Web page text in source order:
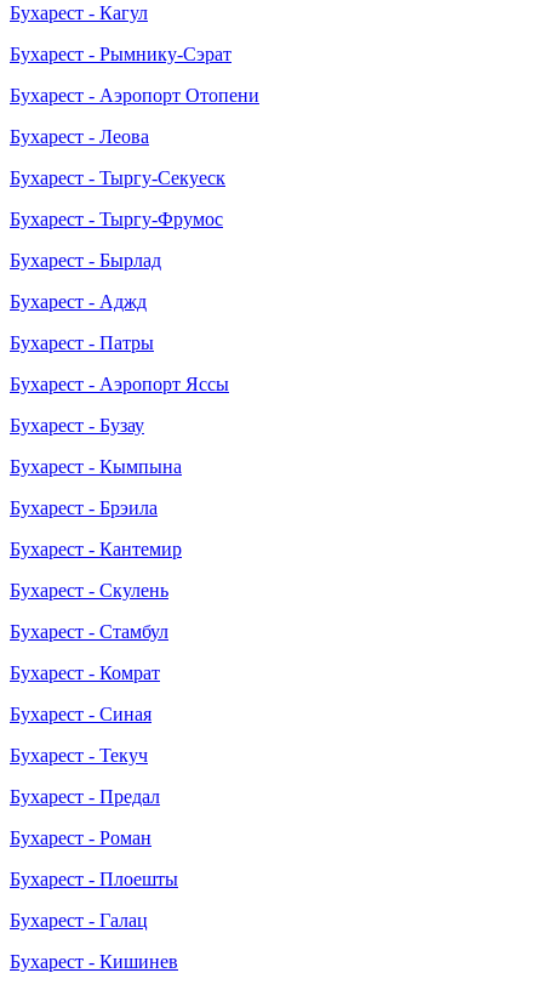
Бухарест - Кагул
Бухарест - Рымнику-Сэрат
Бухарест - Аэропорт Отопени
Бухарест - Леова
Бухарест - Тыргу-Секуеск
Бухарест - Тыргу-Фрумос
Бухарест - Бырлад
Бухарест - Аджд
Бухарест - Патры
Бухарест - Аэропорт Яссы
Бухарест - Бузау
Бухарест - Кымпына
Бухарест - Брэила
Бухарест - Кантемир
Бухарест - Скулень
Бухарест - Стамбул
Бухарест - Комрат
Бухарест - Синая
Бухарест - Текуч
Бухарест - Предал
Бухарест - Роман
Бухарест - Плоешты
Бухарест - Галац
Бухарест - Кишинев